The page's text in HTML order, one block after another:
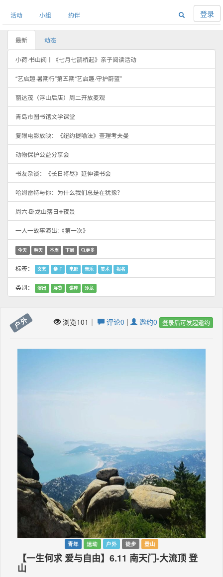
活动 小组 约伴 登录
最新 动态
小荷·书山阅丨《七月七鹊桥起》亲子阅读活动
“艺启趣·暑期行”第五期“艺启趣·守护蔚蓝”
丽达茂（浮山后店）周二开放麦观
青岛市图书馆文学课堂
复眼电影放映：《纽约提喻法》查理考夫曼
动物保护公益分享会
书友杂谈：《长日将尽》延伸读书会
哈姆雷特与你：为什么我们总是在犹豫？
周六·卧龙山落日➕夜景
一人一故事演出:《第一次》
今天 明天 本周 下周 更多
标签： 文艺 亲子 电影 音乐 美术 报名
类别： 演出 展览 讲座 沙龙
户外 浏览101｜ 评论0 | 邀约0 登录后可发起邀约
青年 运动 户外 徒步 登山
【一生何求 爱与自由】6.11 南天门-大流顶 登
山